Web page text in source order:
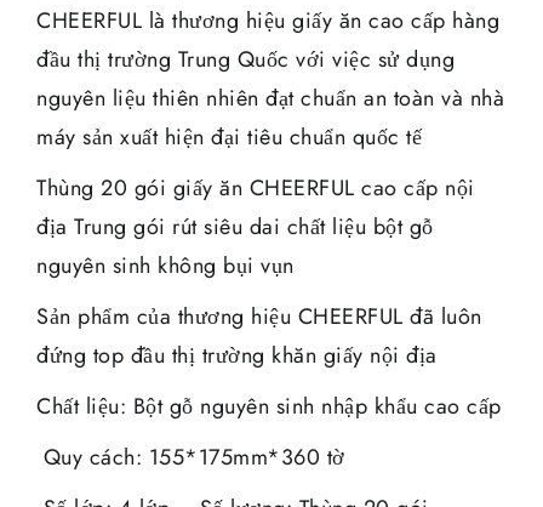
CHEERFUL là thương hiệu giấy ăn cao cấp hàng
đầu thị trường Trung Quốc với việc sử dụng
nguyên liệu thiên nhiên đạt chuẩn an toàn và nhà
máy sản xuất hiện đại tiêu chuẩn quốc tế
Thùng 20 gói giấy ăn CHEERFUL cao cấp nội
địa Trung gói rút siêu dai chất liệu bột gỗ
nguyên sinh không bụi vụn
Sản phẩm của thương hiệu CHEERFUL đã luôn
đứng top đầu thị trường khăn giấy nội địa
Chất liệu: Bột gỗ nguyên sinh nhập khẩu cao cấp
Quy cách: 155*175mm*360 tờ